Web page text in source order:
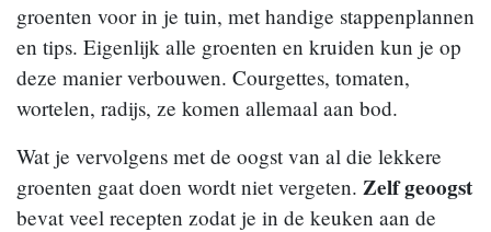
groenten voor in je tuin, met handige stappenplannen
en tips. Eigenlijk alle groenten en kruiden kun je op
deze manier verbouwen. Courgettes, tomaten,
wortelen, radijs, ze komen allemaal aan bod.
Wat je vervolgens met de oogst van al die lekkere
groenten gaat doen wordt niet vergeten. Zelf geoogst
bevat veel recepten zodat je in de keuken aan de